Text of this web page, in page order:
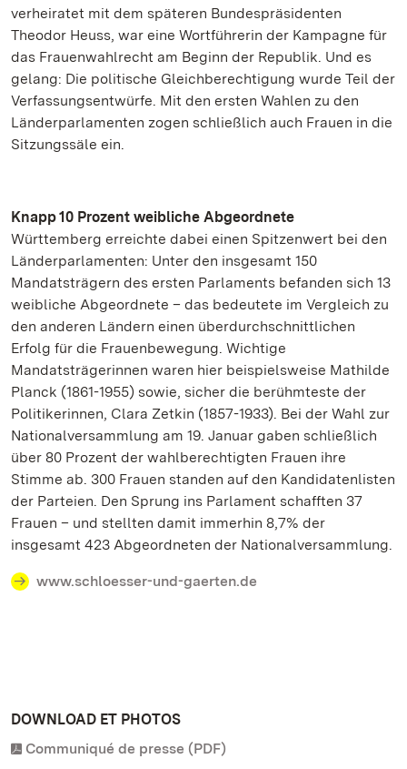
verheiratet mit dem späteren Bundespräsidenten
Theodor Heuss, war eine Wortführerin der Kampagne für
das Frauenwahlrecht am Beginn der Republik. Und es
gelang: Die politische Gleichberechtigung wurde Teil der
Verfassungsentwürfe. Mit den ersten Wahlen zu den
Länderparlamenten zogen schließlich auch Frauen in die
Sitzungssäle ein.
Knapp 10 Prozent weibliche Abgeordnete
Württemberg erreichte dabei einen Spitzenwert bei den
Länderparlamenten: Unter den insgesamt 150
Mandatsträgern des ersten Parlaments befanden sich 13
weibliche Abgeordnete – das bedeutete im Vergleich zu
den anderen Ländern einen überdurchschnittlichen
Erfolg für die Frauenbewegung. Wichtige
Mandatsträgerinnen waren hier beispielsweise Mathilde
Planck (1861-1955) sowie, sicher die berühmteste der
Politikerinnen, Clara Zetkin (1857-1933). Bei der Wahl zur
Nationalversammlung am 19. Januar gaben schließlich
über 80 Prozent der wahlberechtigten Frauen ihre
Stimme ab. 300 Frauen standen auf den Kandidatenlisten
der Parteien. Den Sprung ins Parlament schafften 37
Frauen – und stellten damit immerhin 8,7% der
insgesamt 423 Abgeordneten der Nationalversammlung.
www.schloesser-und-gaerten.de
DOWNLOAD ET PHOTOS
Communiqué de presse (PDF)